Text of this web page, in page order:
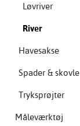
Løvriver
River
Havesakse
Spader & skovle
Tryksprøjter
Måleværktøj